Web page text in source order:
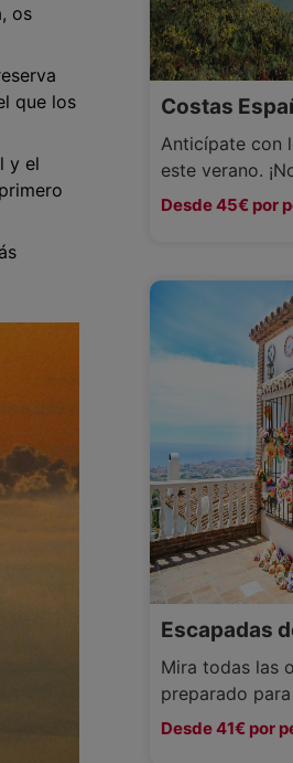
os
que los
y el
Costas
Anticípate con
este verano.
Desde 45€ por
Escapadas
Mira todas las
preparado
Desde 41€ por